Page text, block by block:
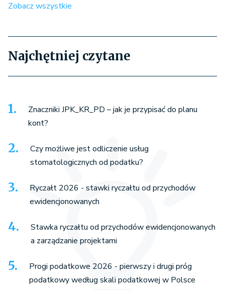
Zobacz wszystkie
Najchętniej czytane
Znaczniki JPK_KR_PD – jak je przypisać do planu
kont?
Czy możliwe jest odliczenie usług
stomatologicznych od podatku?
Ryczałt 2026 - stawki ryczałtu od przychodów
ewidencjonowanych
Stawka ryczałtu od przychodów ewidencjonowanych
a zarządzanie projektami
Progi podatkowe 2026 - pierwszy i drugi próg
podatkowy według skali podatkowej w Polsce